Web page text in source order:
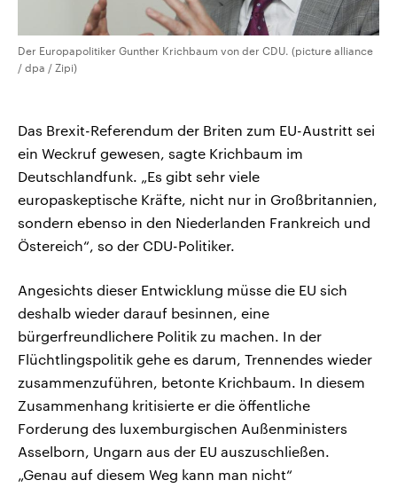
Der Europapolitiker Gunther Krichbaum von der CDU. (picture alliance
/ dpa / Zipi)
Das Brexit-Referendum der Briten zum EU-Austritt sei
ein Weckruf gewesen, sagte Krichbaum im
Deutschlandfunk. „Es gibt sehr viele
europaskeptische Kräfte, nicht nur in Großbritannien,
sondern ebenso in den Niederlanden Frankreich und
Östereich“, so der CDU-Politiker.
Angesichts dieser Entwicklung müsse die EU sich
deshalb wieder darauf besinnen, eine
bürgerfreundlichere Politik zu machen. In der
Flüchtlingspolitik gehe es darum, Trennendes wieder
zusammenzuführen, betonte Krichbaum. In diesem
Zusammenhang kritisierte er die öffentliche
Forderung des luxemburgischen Außenministers
Asselborn, Ungarn aus der EU auszuschließen.
„Genau auf diesem Weg kann man nicht“